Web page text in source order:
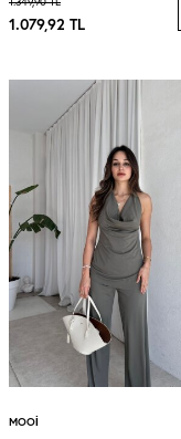
1.079,92 TL
MOOI